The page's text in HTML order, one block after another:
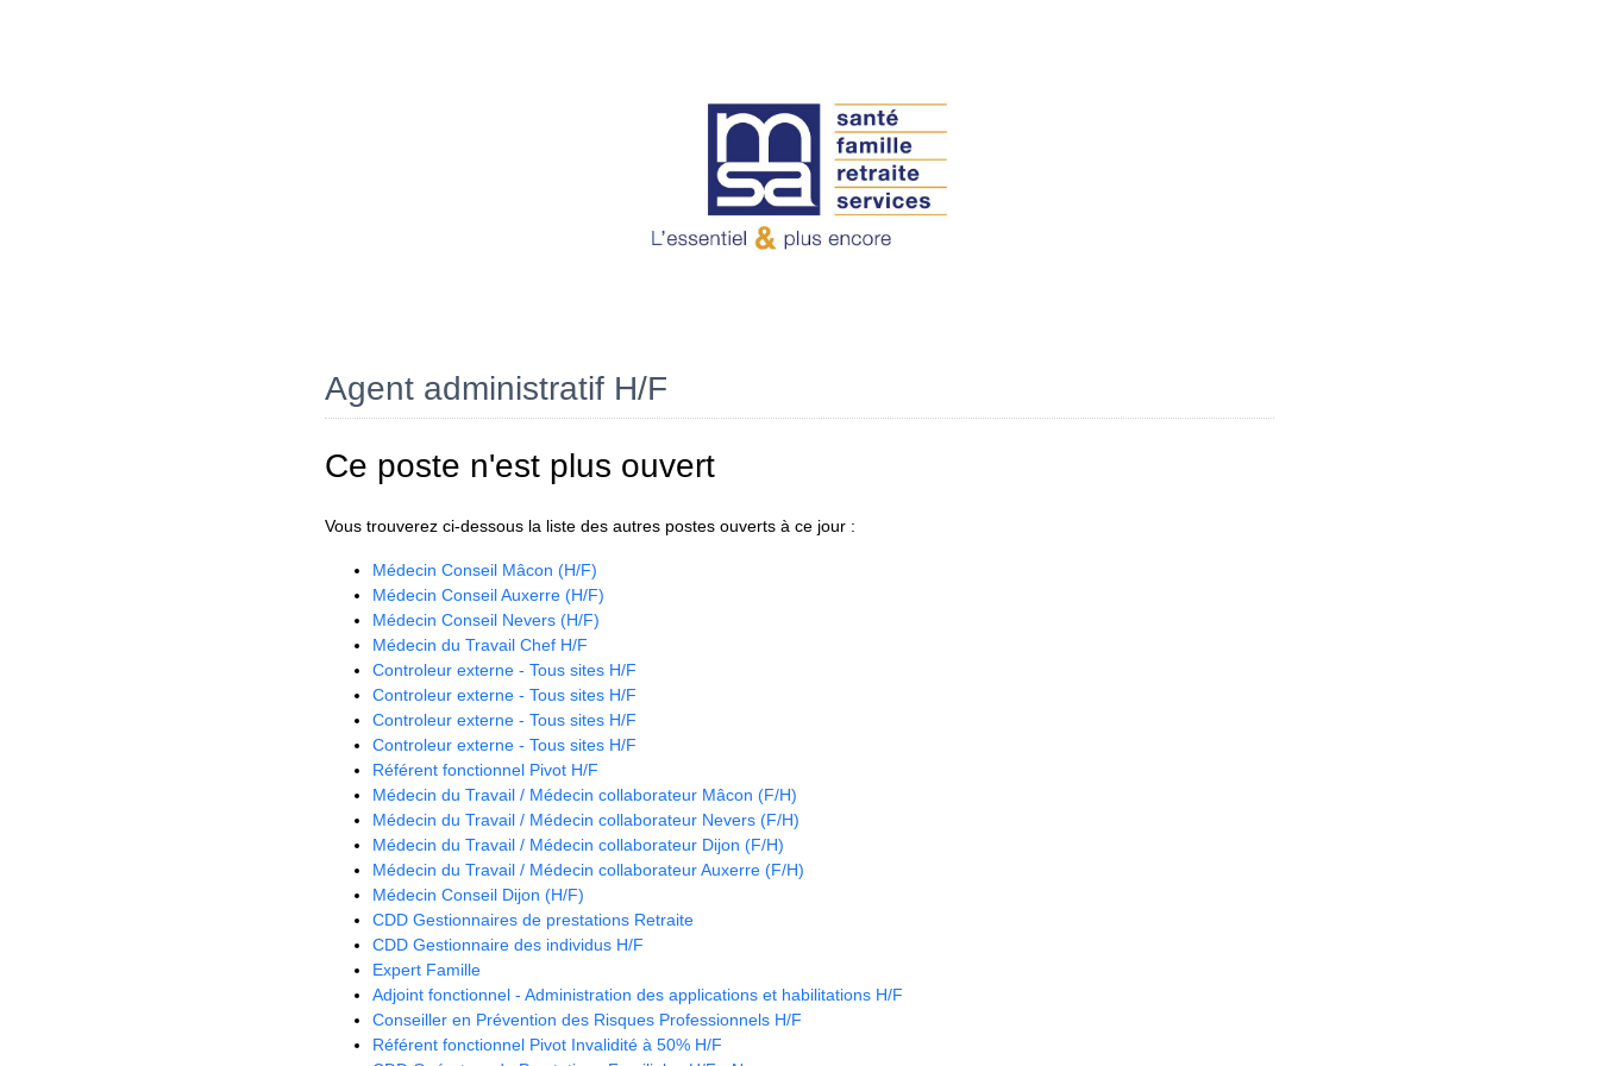
Agent administratif H/F
Ce poste n'est plus ouvert
Vous trouverez ci-dessous la liste des autres postes ouverts à ce jour :
Médecin Conseil Mâcon (H/F)
Médecin Conseil Auxerre (H/F)
Médecin Conseil Nevers (H/F)
Médecin du Travail Chef H/F
Controleur externe - Tous sites H/F
Controleur externe - Tous sites H/F
Controleur externe - Tous sites H/F
Controleur externe - Tous sites H/F
Référent fonctionnel Pivot H/F
Médecin du Travail / Médecin collaborateur Mâcon (F/H)
Médecin du Travail / Médecin collaborateur Nevers (F/H)
Médecin du Travail / Médecin collaborateur Dijon (F/H)
Médecin du Travail / Médecin collaborateur Auxerre (F/H)
Médecin Conseil Dijon (H/F)
CDD Gestionnaires de prestations Retraite
CDD Gestionnaire des individus H/F
Expert Famille
Adjoint fonctionnel - Administration des applications et habilitations H/F
Conseiller en Prévention des Risques Professionnels H/F
Référent fonctionnel Pivot Invalidité à 50% H/F